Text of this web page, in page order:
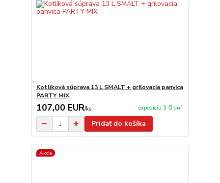
Kotlíková súprava 13 L SMALT + grilovacia panvica
PARTY MIX
107,00 EUR/ks expedícia 3-5 dní
Pridať do košíka
Akcia